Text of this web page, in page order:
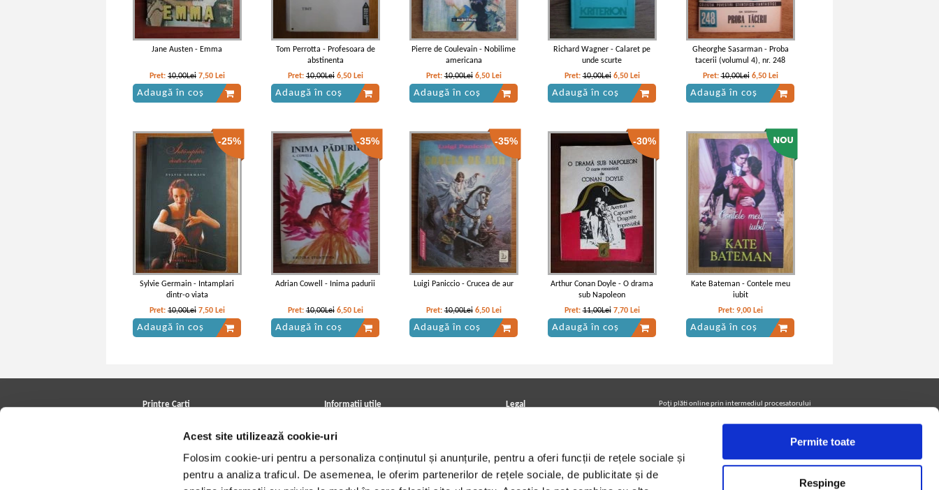
Acest site utilizează cookie-uri
Folosim cookie-uri pentru a personaliza conținutul și anunțurile, pentru a oferi funcții de rețele sociale și
pentru a analiza traficul. De asemenea, le oferim partenerilor de rețele sociale, de publicitate și de
Permite toate
Respinge
Jane Austen - Emma
Pret: 10,00Lei 7,50 Lei
Adaugă în coș
Tom Perrotta - Profesoara de
abstinenta
Pret:10,00Lei 6,50 Lei
Adaugă în coș
Pierre de Coulevain - Nobilime
americana
Pret:10,00Lei 6,50 Lei
Adaugă în coș
Richard Wagner - Calaret pe
unde scurte
Pret:10,00Lei 6,50 Lei
Adaugă în coș
Gheorghe Sasarman - Proba
tacerii (volumul 4), nr. 248
Pret:10,00Lei 6,50 Lei
Adaugă în coș
-25%
Sylvie Germain - Intamplari
dintr-o viata
Pret: 10,00Lei 7,50 Lei
Adaugă în coș
-35%
Adrian Cowell - Inima padurii
Pret:10,00Lei 6,50 Lei
Adaugă în coș
-35%
Luigi Paniccio - Crucea de aur
Pret:10,00Lei 6,50 Lei
Adaugă în coș
-30%
Arthur Conan Doyle - O drama
sub Napoleon
Pret:11,00Lei 7,70 Lei
Adaugă în coș
Kate Bateman - Contele meu
iubit
Pret: 9,00 Lei
Adaugă în coș
Printre Carti
Cele mai căutate cărți
Informatii utile
Achizitii viniluri, casete, CD/DVD
Cum cumpar?
Politica de livrare
Retur comenzi
Legal
Termeni si conditii
Utilizare cookie-uri
Poţi plăti online prin intermediul procesatorului
Urmăreşte-ne pe facebook pentru a fi la curent cu